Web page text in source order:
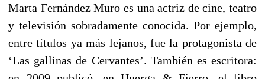
Marta Fernández Muro es una actriz de cine, teatro
y televisión sobradamente conocida. Por ejemplo,
entre títulos ya más lejanos, fue la protagonista de
‘Las gallinas de Cervantes’. También es escritora: